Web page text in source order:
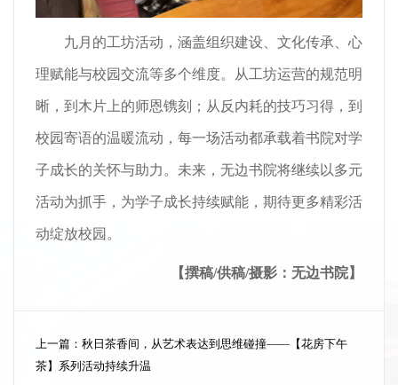
九月的工坊活动，涵盖组织建设、文化传承、心
理赋能与校园交流等多个维度。从工坊运营的规范明
晰，到木片上的师恩镌刻；从反内耗的技巧习得，到
校园寄语的温暖流动，每一场活动都承载着书院对学
子成长的关怀与助力。未来，无边书院将继续以多元
活动为抓手，为学子成长持续赋能，期待更多精彩活
动绽放校园。
【撰稿/供稿/摄影：无边书院】
上一篇： 秋日茶香间，从艺术表达到思维碰撞——【花房下午
茶】系列活动持续升温